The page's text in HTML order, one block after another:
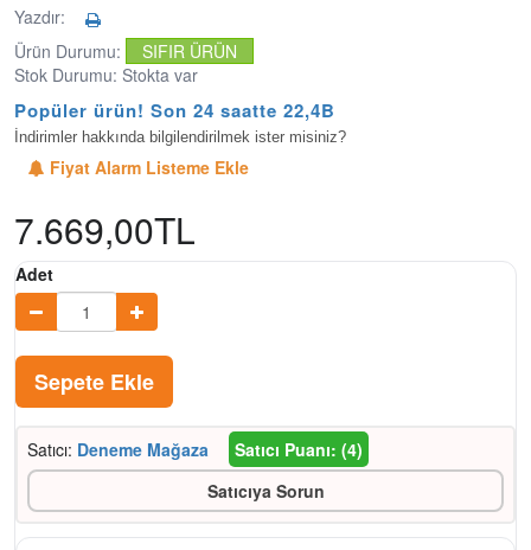
Yazdır:
Ürün Durumu:
SIFIR ÜRÜN
Stok Durumu: Stokta var
Popüler ürün! Son 24 saatte 22,4B k
İndirimler hakkında bilgilendirilmek ister misiniz?
Fiyat Alarm Listeme Ekle
7.669,00TL
Adet
Sepete Ekle
Satıcı: Deneme Mağaza
Satıcı Puanı: (4)
Satıcıya Sorun